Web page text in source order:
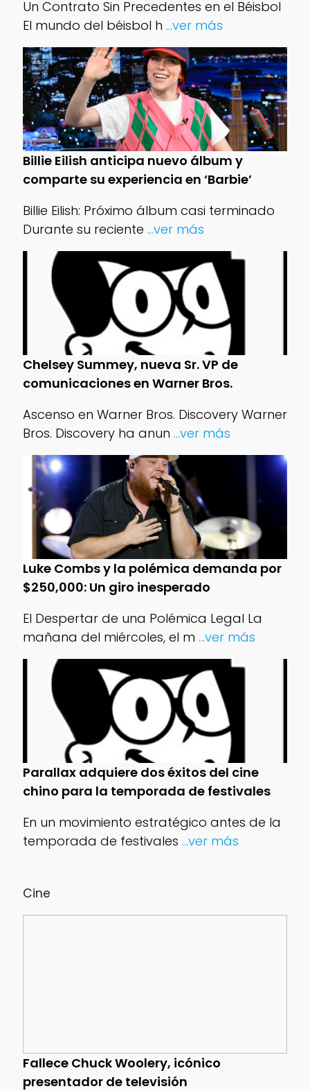
Cine
Fallece Chuck Woolery, icónico
presentador de televisión
Un Contrato Sin Precedentes en el Béisbol
El mundo del béisbol h ...ver más
Billie Eilish anticipa nuevo álbum y
comparte su experiencia en ‘Barbie’
Billie Eilish: Próximo álbum casi terminado
Durante su reciente ...ver más
Chelsey Summey, nueva Sr. VP de
comunicaciones en Warner Bros.
Ascenso en Warner Bros. Discovery Warner
Bros. Discovery ha anun ...ver más
Luke Combs y la polémica demanda por
$250,000: Un giro inesperado
El Despertar de una Polémica Legal La
mañana del miércoles, el m ...ver más
Parallax adquiere dos éxitos del cine
chino para la temporada de festivales
En un movimiento estratégico antes de la
temporada de festivales ...ver más